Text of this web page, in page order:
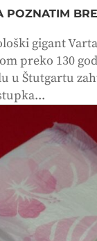
POZNATIM
gigant
preko 130
u Štutgartu